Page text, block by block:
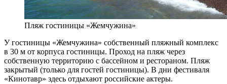
Пляж гостиницы «Жемчужина»
У гостиницы «Жемчужина» собственный пляжный комплекс
в 30 м от корпуса гостиницы. Проход на пляж через
собственную территорию с бассейном и рестораном. Пляж
закрытый (только для гостей гостиницы). В дни фестиваля
«Кинотавр» здесь отдыхают российские актеры.